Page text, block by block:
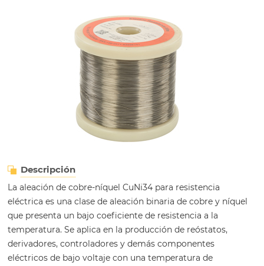
Descripción
La aleación de cobre-níquel CuNi34 para resistencia
eléctrica es una clase de aleación binaria de cobre y níquel
que presenta un bajo coeficiente de resistencia a la
temperatura. Se aplica en la producción de reóstatos,
derivadores, controladores y demás componentes
eléctricos de bajo voltaje con una temperatura de